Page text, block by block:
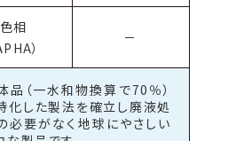
色相
）
－
品（一水和物換算で70％）
化した製法を確立し廃液処
必要がなく地球にやさしい